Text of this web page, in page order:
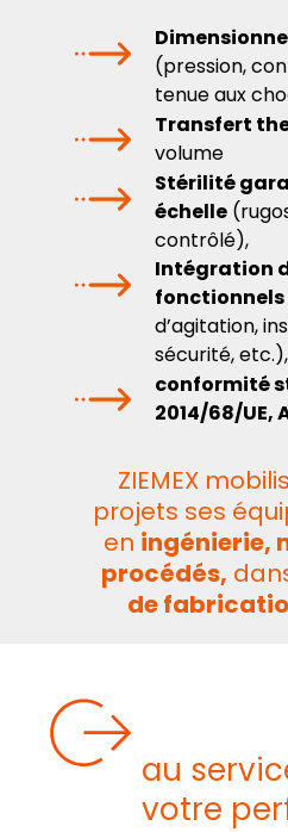
(pression,
tenue aux
Transfert
volume
Stérilité
échelle
contrôlé),
Intégration
fonctionnels
d’agitation,
sécurité, etc.),
conformité
2014/68/UE,
ZIEMEX
projets ses
en ingénierie,
procédés,
de
au
votre